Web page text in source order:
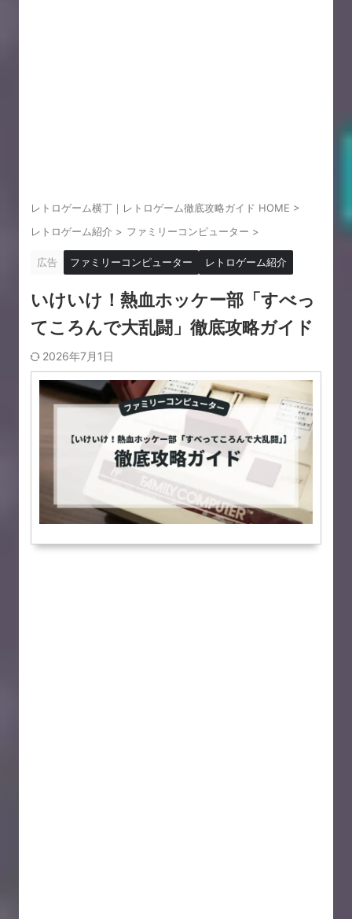
レトロゲーム横丁｜レトロゲーム徹底攻略ガイド HOME >
レトロゲーム紹介 > ファミリーコンピューター >
広告 ファミリーコンピューター レトロゲーム紹介
いけいけ！熱血ホッケー部「すべっ
てころんで大乱闘」徹底攻略ガイド
2026年7月1日